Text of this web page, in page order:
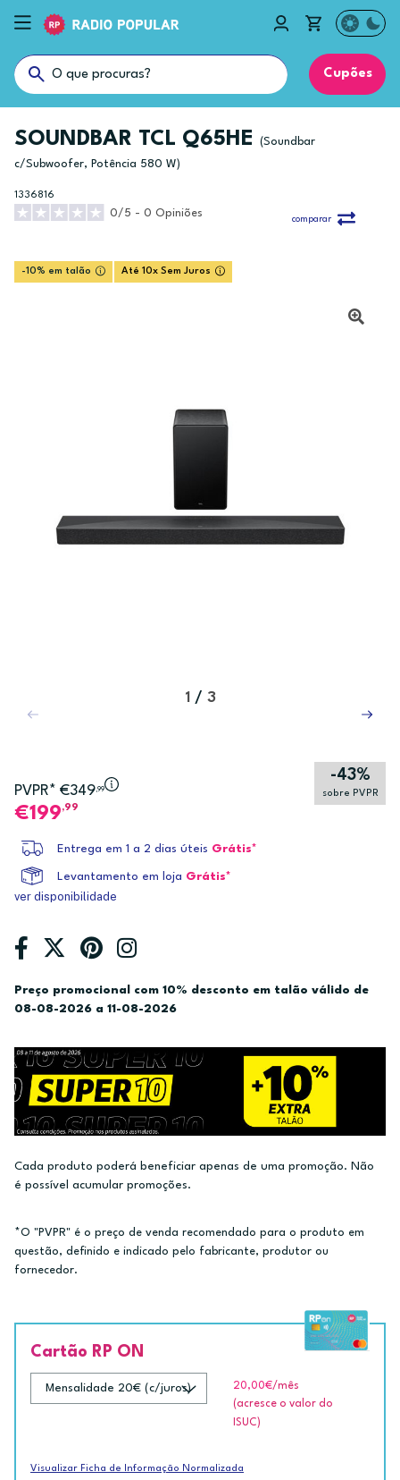
Cupões
SOUNDBAR TCL Q65HE
(Soundbar
c/Subwoofer, Potência 580 W)
1336816
0/5 - 0 Opiniões
comparar
-10% em talão Até 10x Sem Juros
1 / 3
PVPR* €349,99
-43%
sobre PVPR
199,99
Entrega em 1 a 2 dias úteis Grátis*
Levantamento em loja Grátis*
ver disponibilidade
Preço promocional com 10% desconto em talão válido de
08-08-2026 a 11-08-2026
Cada produto poderá beneficiar apenas de uma promoção. Não
é possível acumular promoções.
*O "PVPR" é o preço de venda recomendado para o produto em
questão, definido e indicado pelo fabricante, produtor ou
fornecedor.
Cartão RP ON
20,00€/mês
(acresce o valor do
ISUC)
Visualizar Ficha de Informação Normalizada